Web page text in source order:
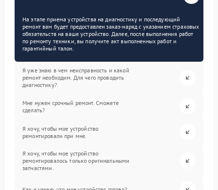
На этапе приема устройства на диагностику и последующий
ремонт вам будет предоставлен заказ-наряд с указанием страховых
обязательств на ваше устройство. Далее, после выполнения работ
по ремонту техники, вы получите акт выполненных работ и
гарантийный талон.
Я уже знаю в чем неисправность и какой
ремонт необходим. Для чего проводить
диагностику?
Мне нужен срочный ремонт. Сможете
сделать?
Я хочу, чтобы мое устройство
ремонтировали при мне.
Я хочу, чтобы мое устройство
ремонтировалось только оригинальными
запчастями.